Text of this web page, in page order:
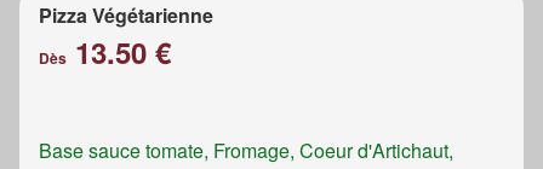
Pizza Végétarienne
Dès 13.50 €
Base sauce tomate, Fromage, Coeur d'Artichaut,